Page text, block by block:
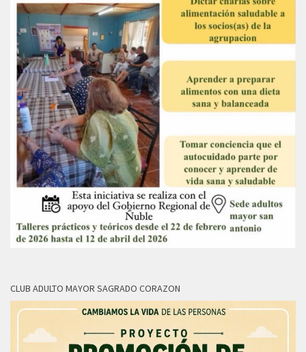
CLUB ADULTO MAYOR SAGRADO CORAZON